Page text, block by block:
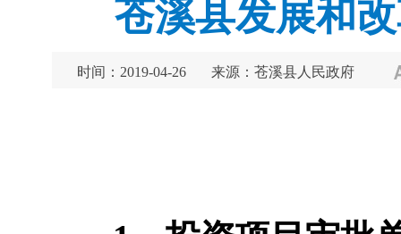
苍溪县发展和
时间：2019-04-26 来源：苍溪县人民政府